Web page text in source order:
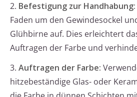
2. Befestigung zur Handhabung:
Faden um den Gewindesockel
Glühbirne auf. Dies erleichtert
Auftragen der Farbe und
3. Auftragen der Farbe:
hitzebeständige Glas- oder